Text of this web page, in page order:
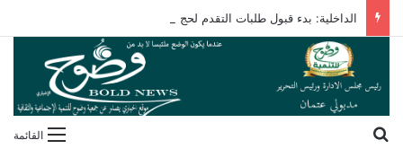
الداخلية: بدء قبول طلبات التقدم لحج القرعة الأربعاء المقبل
القائمة